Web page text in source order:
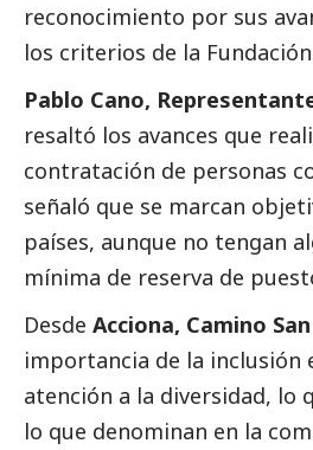
reconocimiento por sus
los criterios de la
Pablo Cano,
resaltó los avances que
contratación de personas
señaló que se marcan
países, aunque no tengan
mínima de reserva de
Desde Acciona, Camino
importancia de la inclusión
atención a la diversidad, lo
lo que denominan en la